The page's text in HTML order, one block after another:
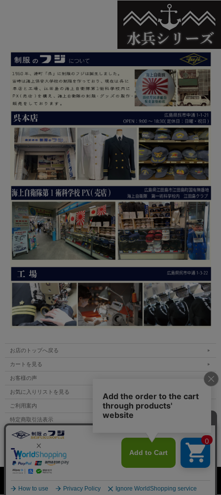
お店のトップへ戻る
カートを見る
お客様の声
お気に入りリストを見る
ご利用案内
特定商取引法表示
個人情報の取扱い
サイトマップ
Copyright (C) All Rights Reserved.